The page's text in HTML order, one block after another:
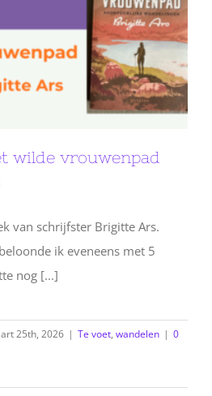
wilde vrouwenpad
van schrijfster Brigitte Ars.
ik eveneens met 5
nog [...]
25th, 2026 | Te voet, wandelen | 0